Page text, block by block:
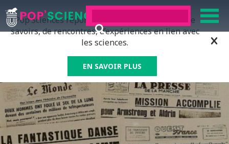
Pop’Sciences répond à tous ceux qui ont soif de
savoirs, de rencontres, d’expériences en lien avec
les sciences.
EN SAVOIR PLUS